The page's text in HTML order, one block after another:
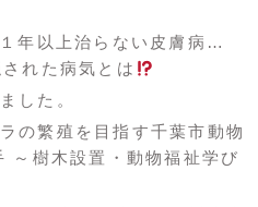
年以上治らない皮膚病…
れた病気とは
した。
の繁殖を目指す千葉市動物
～樹木設置・動物福祉学び